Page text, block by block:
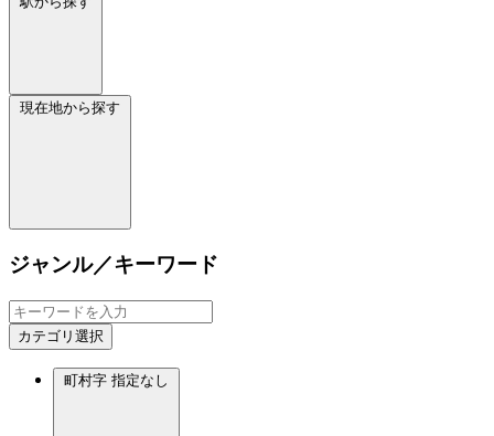
現在地から探す
ジャンル／キーワード
カテゴリ選択
町村字 指定なし